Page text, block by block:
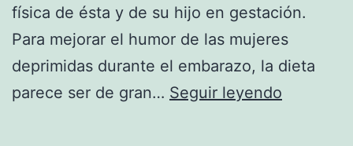
física de ésta y de su hijo en gestación.
Para mejorar el humor de las mujeres
deprimidas durante el embarazo, la dieta
parece ser de gran… Seguir leyendo